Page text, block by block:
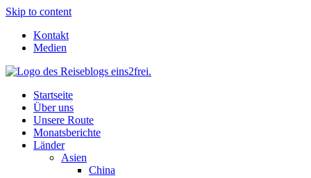
Skip to content
Kontakt
Medien
Startseite
Über uns
Unsere Route
Monatsberichte
Länder
Asien
China